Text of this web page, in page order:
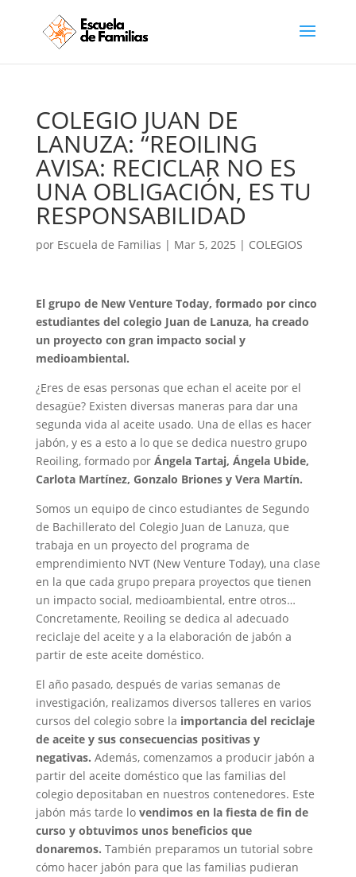
COLEGIO JUAN DE
LANUZA: “REOILING
AVISA: RECICLAR NO ES
UNA OBLIGACIÓN, ES TU
RESPONSABILIDAD
por Escuela de Familias | Mar 5, 2025 | COLEGIOS
El grupo de New Venture Today, formado por cinco
estudiantes del colegio Juan de Lanuza, ha creado
un proyecto con gran impacto social y
medioambiental.
¿Eres de esas personas que echan el aceite por el
desagüe? Existen diversas maneras para dar una
segunda vida al aceite usado. Una de ellas es hacer
jabón, y es a esto a lo que se dedica nuestro grupo
Reoiling, formado por Ángela Tartaj, Ángela Ubide,
Carlota Martínez, Gonzalo Briones y Vera Martín.
Somos un equipo de cinco estudiantes de Segundo
de Bachillerato del Colegio Juan de Lanuza, que
trabaja en un proyecto del programa de
emprendimiento NVT (New Venture Today), una clase
en la que cada grupo prepara proyectos que tienen
un impacto social, medioambiental, entre otros…
Concretamente, Reoiling se dedica al adecuado
reciclaje del aceite y a la elaboración de jabón a
partir de este aceite doméstico.
El año pasado, después de varias semanas de
investigación, realizamos diversos talleres en varios
cursos del colegio sobre la importancia del reciclaje
de aceite y sus consecuencias positivas y
negativas. Además, comenzamos a producir jabón a
partir del aceite doméstico que las familias del
colegio depositaban en nuestros contenedores. Este
jabón más tarde lo vendimos en la fiesta de fin de
curso y obtuvimos unos beneficios que
donaremos. También preparamos un tutorial sobre
cómo hacer jabón para que las familias pudieran